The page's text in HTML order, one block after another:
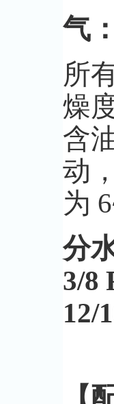
气：
所
燥
含
动
为
分
3/8
12/